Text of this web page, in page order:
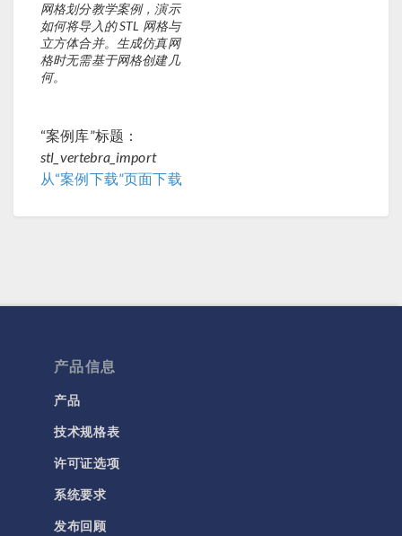
网格划分教学案例，演示
如何将导入的 STL 网格与
立方体合并。生成仿真网
格时无需基于网格创建几
何。
“案例库”标题：
stl_vertebra_import
从“案例下载”页面下载
产品信息
产品
技术规格表
许可证选项
系统要求
发布回顾